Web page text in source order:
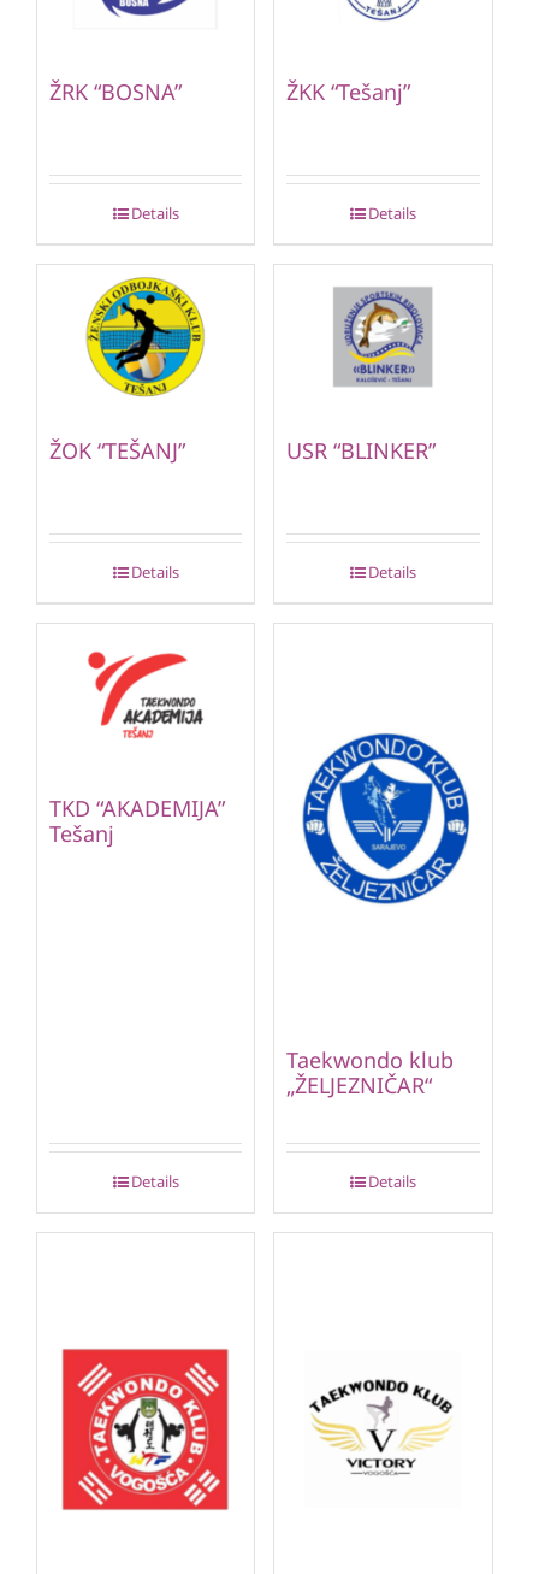
ŽRK “BOSNA”
Details
ŽKK “Tešanj”
Details
ŽOK “TEŠANJ”
Details
USR “BLINKER”
Details
TKD “AKADEMIJA”
Tešanj
Details
Taekwondo klub
„ŽELJEZNIČAR“
Details